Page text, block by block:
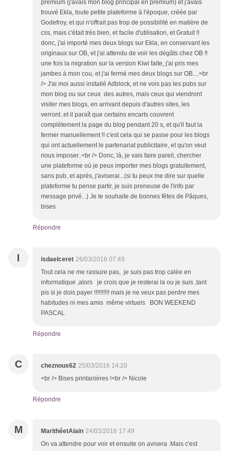
prémium (j'avais mon blog principal en premium) et j'avais
trouvé Ekla, toute petite plateforme à l'époque, créée par
Godefroy, et qui n'offrait pas trop de possibilité en matière de
css, mais c'était très bien, et facile d'utilisation, et Gratuit !!
donc, j'ai importé mes deux blogs sur Ekla, en conservant les
originaux sur OB, et j'ai attendu de voir les dégâts chez OB !!
une fois la migration sur la version Kiwi faite, j'ai pris mes
jambes à mon cou, et j'ai fermé mes deux blogs sur OB....<br
/> J'ai moi aussi installé Adblock, et ne vois pas les pubs sur
mon blog ou sur ceux des autres, mais ceux qui viendront
visiter mes blogs, en arrivant depuis d'autres sites, les
verront..et il paraît que certains encarts couvrent
complètement la page du blog pendant 20 s, et qu'il faut la
fermer manuellement !! c'est cela qui se passe pour les blogs
qui ont actuellement le partenariat publicitaire, et qu'on veut
nous imposer..<br /> Donc, là, je vais faire pareil, chercher
une plateforme où je peux importer mes blogs gratuitement,
sans pub, et après, j'aviserai...(si tu peux me dire sur quelle
plateforme tu pense partir, je suis preneuse de l'info par
message privé...) Je te souhaite de bonnes fêtes de Pâques,
bises
Répondre
I isdaelceret 26/03/2016 07:49
Tout cela ne me rassure pas, je suis pas trop calée en
informatique ,alors je crois que je resterai la ou je suis ,tant
pis si je dois payer !!!!!!!!!! mais je ne veux pas perdre mes
habitudes ni mes amis même virtuels BON WEEKEND
PASCAL
Répondre
C cheznous62 25/03/2016 14:20
<br /> Bises printanières !<br /> Nicole
Répondre
M MarithéetAlain 24/03/2016 17:49
On va attendre pour voir et ensuite on avisera .Mais c'est